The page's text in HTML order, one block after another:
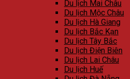
Du lịch Mai Châu
Du lịch Mộc Châu
Du lịch Hà Giang
Du lịch Bắc Kạn
Du lịch Tây Bắc
Du lịch Điện Biên
Du lịch Lai Châu
Du lịch Huế